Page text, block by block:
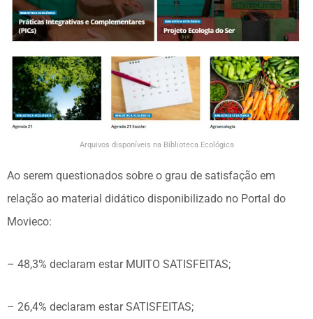
Arquivos disponíveis na Biblioteca Ecológica
Ao serem questionados sobre o grau de satisfação em
relação ao material didático disponibilizado no Portal do
Movieco:
– 48,3% declaram estar MUITO SATISFEITAS;
– 26,4% declaram estar SATISFEITAS;